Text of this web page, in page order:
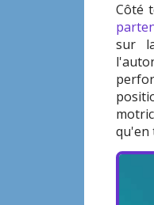
Côté
sur
qu'en